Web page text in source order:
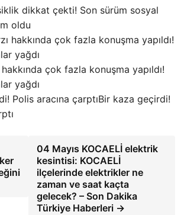
dikkat çekti! Son sürüm sosyal
oldu
çok fazla konuşma yapıldı!
yağdı
Bir kaza geçirdi!
04 Mayıs KOCAELİ elektrik
kesintisi: KOCAELİ
ilçelerinde elektrikler ne
zaman ve saat kaçta
gelecek? – Son Dakika
Türkiye Haberleri →